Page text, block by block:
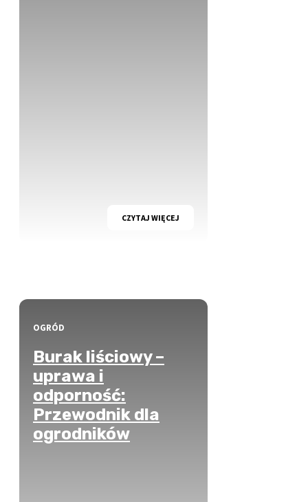
CZYTAJ WIĘCEJ
OGRÓD
Burak liściowy –
uprawa i
odporność:
Przewodnik dla
ogrodników